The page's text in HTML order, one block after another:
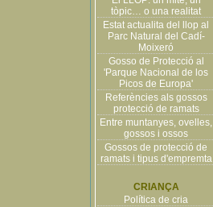
tòpic… o una realitat
Estat actualita del llop al
Parc Natural del Cadí-
Moixeró
Gosso de Protecció al
'Parque Nacional de los
Picos de Europa'
Referències als gossos
protecció de ramats
Entre muntanyes, ovelles,
gossos i ossos
Gossos de protecció de
ramats i tipus d'empremta
CRIANÇA
Política de cria